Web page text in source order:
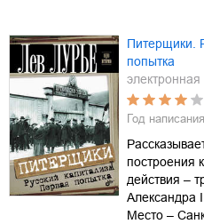
Питерщики.
попытка
электронная
Год
построения
действия –
Александра
Место –